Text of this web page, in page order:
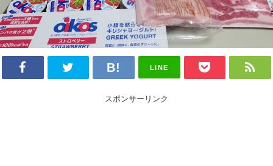
LINE
スポンサーリンク